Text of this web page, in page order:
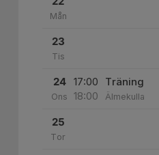
Mån
23
Tis
24
Ons
17:00
18:00
Träning
Älmekulla
25
Tor